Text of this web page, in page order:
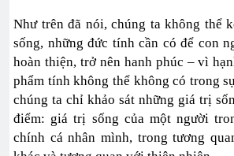
Như trên đã nói, chúng ta không thể
sống, những đức tính cần có để con
hoàn thiện, trở nên hanh phúc – vì
phẩm tính không thể không có trong
chúng ta chỉ khảo sát những giá trị
điểm: giá trị sống của một người
chính cá nhân mình, trong tương